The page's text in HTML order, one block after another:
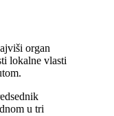
organ
lokalne vlasti
u tri